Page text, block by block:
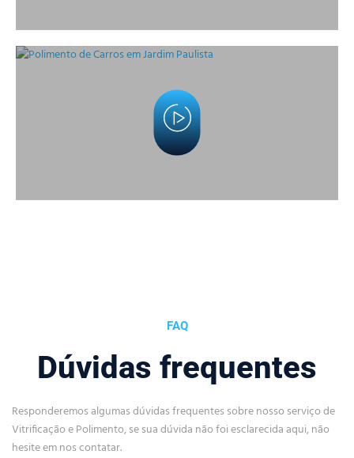
FAQ
Dúvidas frequentes
Responderemos algumas dúvidas frequentes sobre nosso serviço de
Vitrificação e Polimento, se sua dúvida não foi esclarecida aqui, não
hesite em nos contatar.